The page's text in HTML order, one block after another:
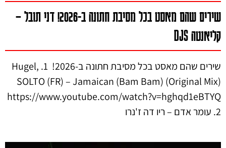
שירים שהם מאסט בכל מסיבת חתונה ב-2026! דני תובל –
קליאנטה DJS
שירים שהם מאסט בכל מסיבת חתונה ב-2026! 1. Hugel,
SOLTO (FR) – Jamaican (Bam Bam) (Original Mix)
https://www.youtube.com/watch?v=hghqd1eBTYQ
2. עומר אדם – ריו דה ז'נרו